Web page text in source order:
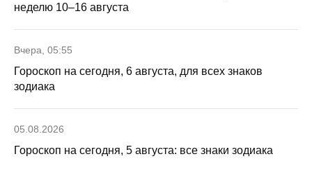
неделю 10–16 августа
Вчера, 05:55
Гороскоп на сегодня, 6 августа, для всех знаков
зодиака
05.08.2026
Гороскоп на сегодня, 5 августа: все знаки зодиака